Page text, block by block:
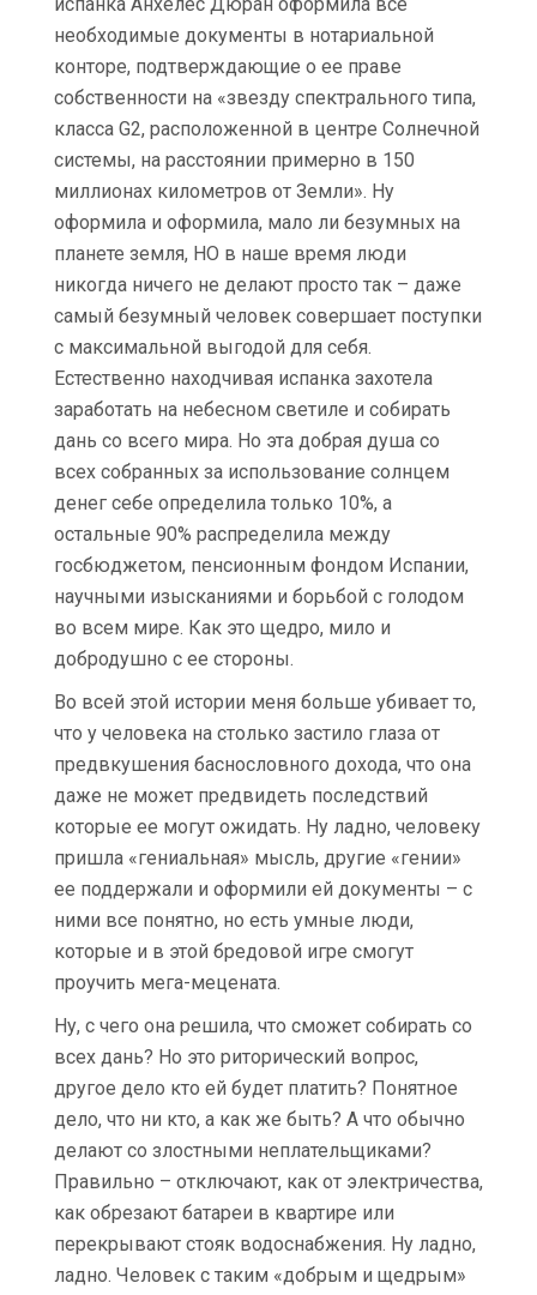
необходимые документы в нотариальной
конторе, подтверждающие о ее праве
собственности на «звезду спектрального типа,
класса G2, расположенной в центре Солнечной
системы, на расстоянии примерно в 150
миллионах километров от Земли». Ну
оформила и оформила, мало ли безумных на
планете земля, НО в наше время люди
никогда ничего не делают просто так – даже
самый безумный человек совершает поступки
с максимальной выгодой для себя.
Естественно находчивая испанка захотела
заработать на небесном светиле и собирать
дань со всего мира. Но эта добрая душа со
всех собранных за использование солнцем
денег себе определила только 10%, а
остальные 90% распределила между
госбюджетом, пенсионным фондом Испании,
научными изысканиями и борьбой с голодом
во всем мире. Как это щедро, мило и
добродушно с ее стороны.
Во всей этой истории меня больше убивает то,
что у человека на столько застило глаза от
предвкушения баснословного дохода, что она
даже не может предвидеть последствий
которые ее могут ожидать. Ну ладно, человеку
пришла «гениальная» мысль, другие «гении»
ее поддержали и оформили ей документы – с
ними все понятно, но есть умные люди,
которые и в этой бредовой игре смогут
проучить мега-мецената.
Ну, с чего она решила, что сможет собирать со
всех дань? Но это риторический вопрос,
другое дело кто ей будет платить? Понятное
дело, что ни кто, а как же быть? А что обычно
делают со злостными неплательщиками?
Правильно – отключают, как от электричества,
как обрезают батареи в квартире или
перекрывают стояк водоснабжения. Ну ладно,
ладно. Человек с таким «добрым и щедрым»